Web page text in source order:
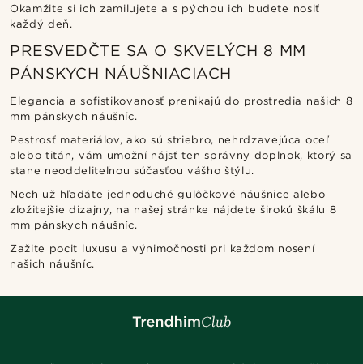
Okamžite si ich zamilujete a s pýchou ich budete nosiť
každý deň.
PRESVEDČTE SA O SKVELÝCH 8 MM
PÁNSKYCH NÁUŠNIACIACH
Elegancia a sofistikovanosť prenikajú do prostredia našich 8
mm pánskych náušníc.
Pestrosť materiálov, ako sú striebro, nehrdzavejúca oceľ
alebo titán, vám umožní nájsť ten správny doplnok, ktorý sa
stane neoddeliteľnou súčasťou vášho štýlu.
Nech už hľadáte jednoduché gulôčkové náušnice alebo
zložitejšie dizajny, na našej stránke nájdete širokú škálu 8
mm pánskych náušníc.
Zažite pocit luxusu a výnimočnosti pri každom nosení
našich náušníc.